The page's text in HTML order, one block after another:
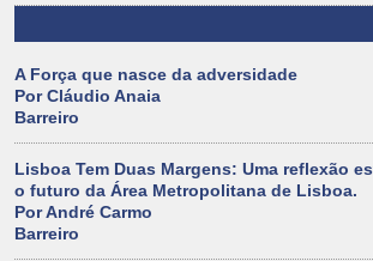
A Força que nasce da adversidade
Por Cláudio Anaia
Barreiro
Lisboa Tem Duas Margens: Uma reflexão
o futuro da Área Metropolitana de Lisboa.
Por André Carmo
Barreiro